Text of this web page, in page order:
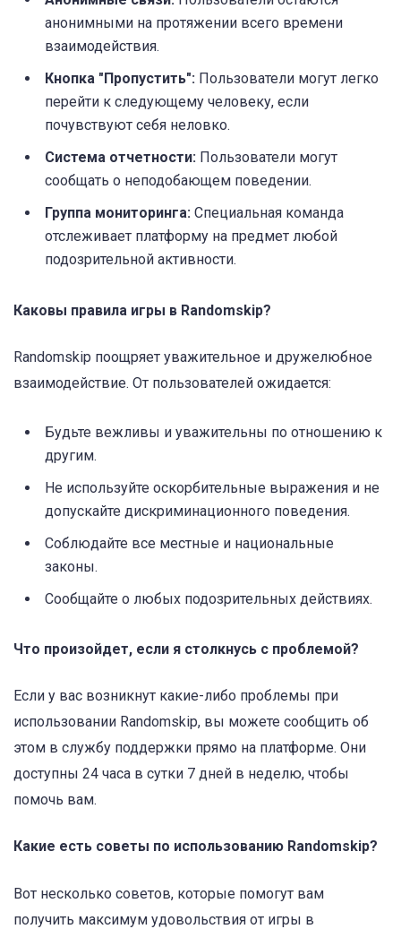
анонимными на протяжении всего времени
взаимодействия.
Кнопка "Пропустить": Пользователи могут легко
перейти к следующему человеку, если
почувствуют себя неловко.
Система отчетности: Пользователи могут
сообщать о неподобающем поведении.
Группа мониторинга: Специальная команда
отслеживает платформу на предмет любой
подозрительной активности.
Каковы правила игры в Randomskip?
Randomskip поощряет уважительное и дружелюбное
взаимодействие. От пользователей ожидается:
Будьте вежливы и уважительны по отношению к
другим.
Не используйте оскорбительные выражения и не
допускайте дискриминационного поведения.
Соблюдайте все местные и национальные
законы.
Сообщайте о любых подозрительных действиях.
Что произойдет, если я столкнусь с проблемой?
Если у вас возникнут какие-либо проблемы при
использовании Randomskip, вы можете сообщить об
этом в службу поддержки прямо на платформе. Они
доступны 24 часа в сутки 7 дней в неделю, чтобы
помочь вам.
Какие есть советы по использованию Randomskip?
Вот несколько советов, которые помогут вам
получить максимум удовольствия от игры в